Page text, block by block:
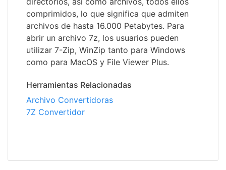
comprimidos, lo que significa que admiten
archivos de hasta 16.000 Petabytes. Para
abrir un archivo 7z, los usuarios pueden
utilizar 7-Zip, WinZip tanto para Windows
como para MacOS y File Viewer Plus.
Herramientas Relacionadas
Archivo Convertidoras
7Z Convertidor